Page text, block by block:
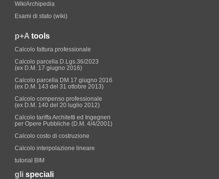
WikiArchipedia
Esami di stato (wiki)
p+A tools
Calcolo fattura professionale
Calcolo parcella D.Lgs.36/2023
(ex D.M. 17 giugno 2016)
Calcolo parcella DM 17 giugno 2016
(ex D.M. 143 del 31 ottobre 2013)
Calcolo compenso professionale
(ex D.M. 140 del 20 luglio 2012)
Calcolo tariffa Architetti ed Ingegneri
per Opere Pubbliche (D.M. 4/4/2001)
Calcolo costo di costruzione
Calcolo interpolazione lineare
tutorial BIM
gli speciali